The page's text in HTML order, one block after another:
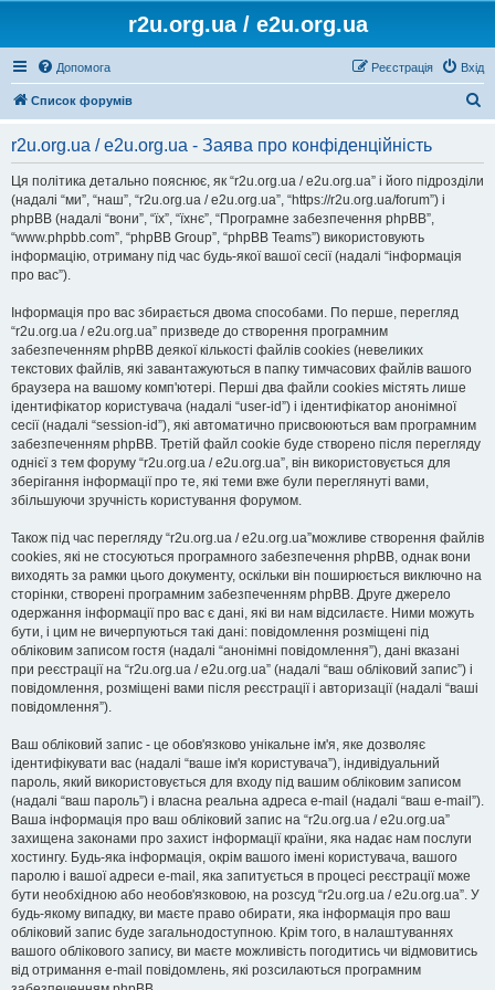
r2u.org.ua / e2u.org.ua
Допомога Вхід
Реєстрація
Список форумів
r2u.org.ua / e2u.org.ua - Заява про конфіденційність
Ця політика детально пояснює, як “r2u.org.ua / e2u.org.ua” і його підрозділи
(надалі “ми”, “наш”, “r2u.org.ua / e2u.org.ua”, “https://r2u.org.ua/forum”) і
phpBB (надалі “вони”, “їх”, “їхнє”, “Програмне забезпечення phpBB”,
“www.phpbb.com”, “phpBB Group”, “phpBB Teams”) використовують
інформацію, отриману під час будь-якої вашої сесії (надалі “інформація
про вас”).
Інформація про вас збирається двома способами. По перше, перегляд
“r2u.org.ua / e2u.org.ua” призведе до створення програмним
забезпеченням phpBB деякої кількості файлів cookies (невеликих
текстових файлів, які завантажуються в папку тимчасових файлів вашого
браузера на вашому комп'ютері. Перші два файли cookies містять лише
ідентифікатор користувача (надалі “user-id”) і ідентифікатор анонімної
сесії (надалі “session-id”), які автоматично присвоюються вам програмним
забезпеченням phpBB. Третій файл cookie буде створено після перегляду
однієї з тем форуму “r2u.org.ua / e2u.org.ua”, він використовується для
зберігання інформації про те, які теми вже були переглянуті вами,
збільшуючи зручність користування форумом.
Також під час перегляду “r2u.org.ua / e2u.org.ua”можливе створення файлів
cookies, які не стосуються програмного забезпечення phpBB, однак вони
виходять за рамки цього документу, оскільки він поширюється виключно на
сторінки, створені програмним забезпеченням phpBB. Друге джерело
одержання інформації про вас є дані, які ви нам відсилаєте. Ними можуть
бути, і цим не вичерпуються такі дані: повідомлення розміщені під
обліковим записом гостя (надалі “анонімні повідомлення”), дані вказані
при реєстрації на “r2u.org.ua / e2u.org.ua” (надалі “ваш обліковий запис”) і
повідомлення, розміщені вами після реєстрації і авторизації (надалі “ваші
повідомлення”).
Ваш обліковий запис - це обов'язково унікальне ім'я, яке дозволяє
ідентифікувати вас (надалі “ваше ім'я користувача”), індивідуальний
пароль, який використовується для входу під вашим обліковим записом
(надалі “ваш пароль”) і власна реальна адреса e-mail (надалі “ваш e-mail”).
Ваша інформація про ваш обліковий запис на “r2u.org.ua / e2u.org.ua”
захищена законами про захист інформації країни, яка надає нам послуги
хостингу. Будь-яка інформація, окрім вашого імені користувача, вашого
паролю і вашої адреси e-mail, яка запитується в процесі реєстрації може
бути необхідною або необов'язковою, на розсуд “r2u.org.ua / e2u.org.ua”. У
будь-якому випадку, ви маєте право обирати, яка інформація про ваш
обліковий запис буде загальнодоступною. Крім того, в налаштуваннях
вашого облікового запису, ви маєте можливість погодитись чи відмовитись
від отримання e-mail повідомлень, які розсилаються програмним